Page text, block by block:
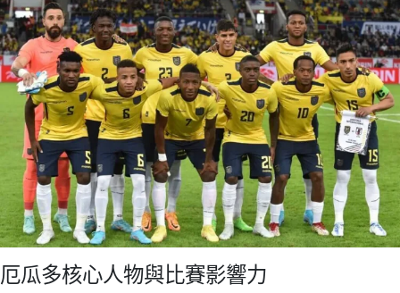
厄瓜多核心人物與比賽影響力